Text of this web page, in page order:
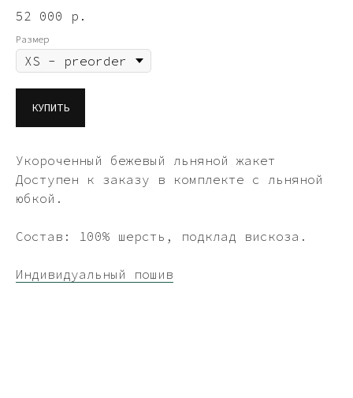
52 000 р.
Размер
КУПИТЬ
Укороченный бежевый льняной жакет
Доступен к заказу в комплекте с льняной
юбкой.
Состав: 100% шерсть, подклад вискоза.
Индивидуальный пошив